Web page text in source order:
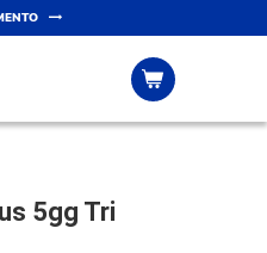
PERSONALIZADO
5gg Tri